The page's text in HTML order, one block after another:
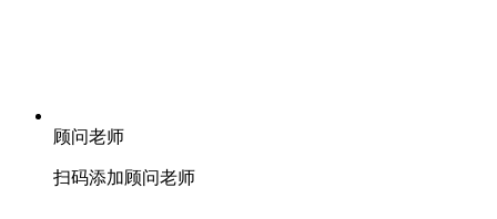
顾问老师
扫码添加顾问老师